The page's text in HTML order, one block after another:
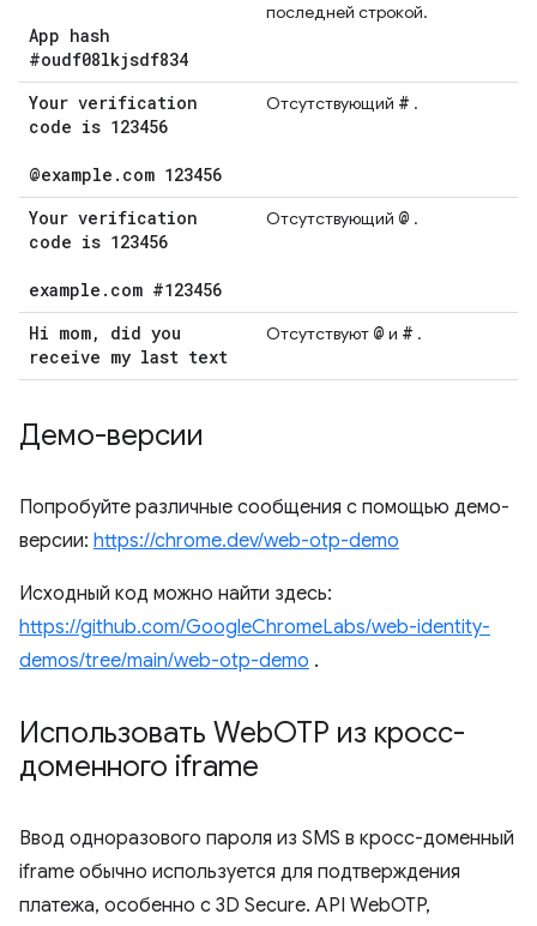
App hash
#oudf08lkjsdf834
последней строкой.
Your verification
code is 123456
@example . com 123456
Отсутствующий # .
Your verification
code is 123456
example . com #123456
Отсутствующий @ .
Hi mom,
did you
receive my last text
Отсутствуют @ и # .
Демо-версии
Попробуйте различные сообщения с помощью демо-
версии: https://chrome.dev/web-otp-demo
Исходный код можно найти здесь:
https://github.com/GoogleChromeLabs/web-identity-
demos/tree/main/web-otp-demo .
Использовать WebOTP из кросс-
доменного iframe
Ввод одноразового пароля из SMS в кросс-доменный
iframe обычно используется для подтверждения
платежа, особенно с 3D Secure. API WebOTP,